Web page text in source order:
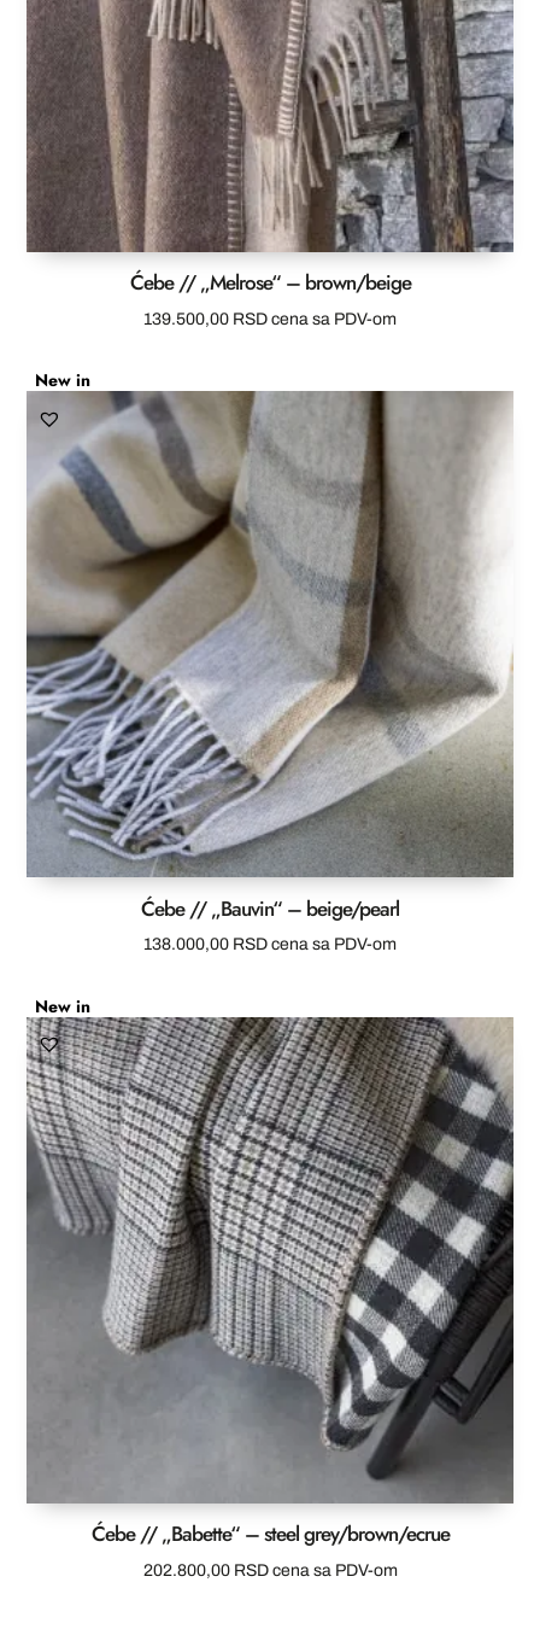
Ćebe // „Melrose“ – brown/beige
139.500,00 RSD cena sa PDV-om
New in
Ćebe // „Bauvin“ – beige/pearl
138.000,00 RSD cena sa PDV-om
New in
Ćebe // „Babette“ – steel grey/brown/ecrue
202.800,00 RSD cena sa PDV-om